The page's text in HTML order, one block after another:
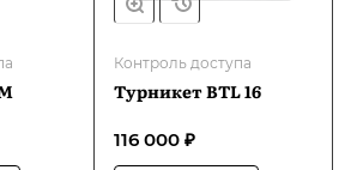
Контроль доступа
Турникет BTL 16
116 000 ₽